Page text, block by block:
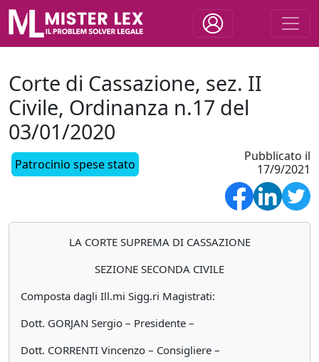
Corte di Cassazione, sez. II
Civile, Ordinanza n.17 del
03/01/2020
Patrocinio spese stato
Pubblicato il
17/9/2021
LA CORTE SUPREMA DI CASSAZIONE
SEZIONE SECONDA CIVILE
Composta dagli Ill.mi Sigg.ri Magistrati:
Dott. GORJAN Sergio – Presidente –
Dott. CORRENTI Vincenzo – Consigliere –